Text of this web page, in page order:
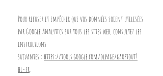
Pour refuser et empêcher que vos données soient utilisées
par Google Analytics sur tous les sites web, consultez les
instructions
suivantes : https://tools.google.com/dlpage/gaoptout?
hl=fr.